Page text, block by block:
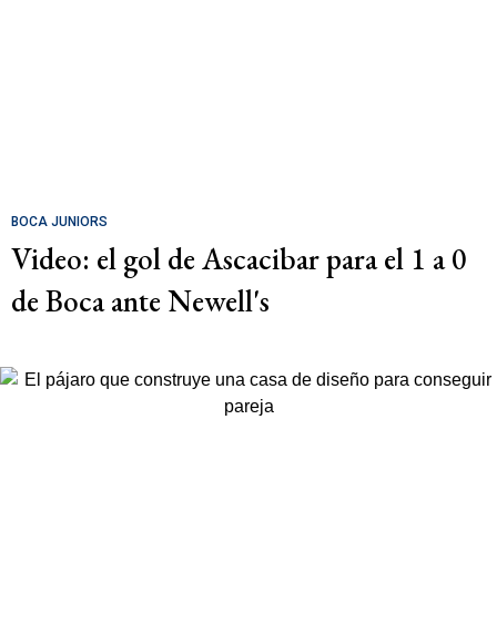
BOCA JUNIORS
Video: el gol de Ascacibar para el 1 a 0
de Boca ante Newell's